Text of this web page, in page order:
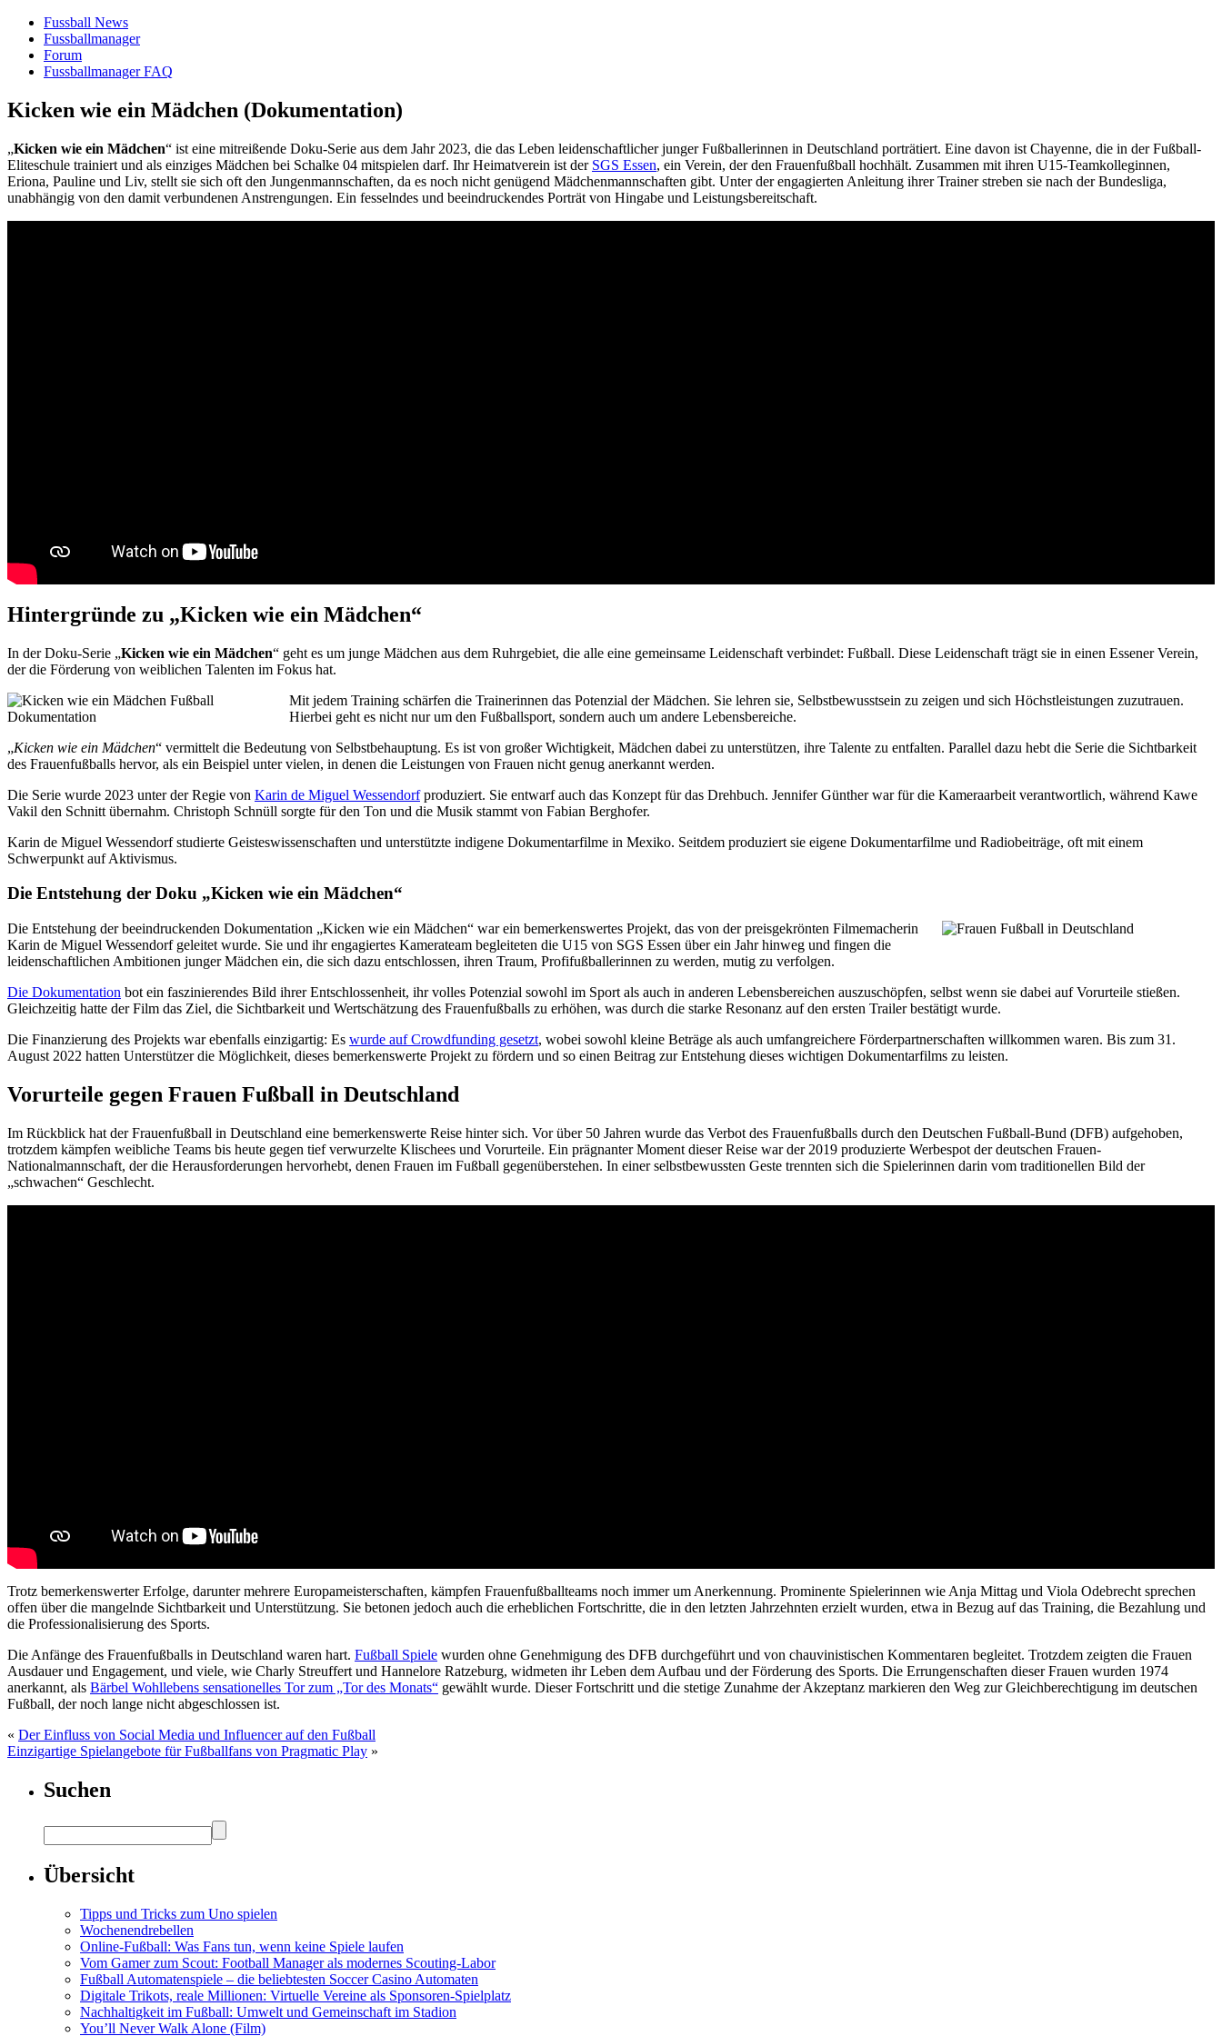
Fussball News
Fussballmanager
Forum
Fussballmanager FAQ
Kicken wie ein Mädchen (Dokumentation)
„Kicken wie ein Mädchen“ ist eine mitreißende Doku-Serie aus dem Jahr 2023, die das Leben leidenschaftlicher junger Fußballerinnen in Deutschland porträtiert. Eine davon ist Chayenne, die in der Fußball-
Eliteschule trainiert und als einziges Mädchen bei Schalke 04 mitspielen darf. Ihr Heimatverein ist der SGS Essen, ein Verein, der den Frauenfußball hochhält. Zusammen mit ihren U15-Teamkolleginnen,
Eriona, Pauline und Liv, stellt sie sich oft den Jungenmannschaften, da es noch nicht genügend Mädchenmannschaften gibt. Unter der engagierten Anleitung ihrer Trainer streben sie nach der Bundesliga,
unabhängig von den damit verbundenen Anstrengungen. Ein fesselndes und beeindruckendes Porträt von Hingabe und Leistungsbereitschaft.
Hintergründe zu „Kicken wie ein Mädchen“
In der Doku-Serie „Kicken wie ein Mädchen“ geht es um junge Mädchen aus dem Ruhrgebiet, die alle eine gemeinsame Leidenschaft verbindet: Fußball. Diese Leidenschaft trägt sie in einen Essener Verein,
der die Förderung von weiblichen Talenten im Fokus hat.
Mit jedem Training schärfen die Trainerinnen das Potenzial der Mädchen. Sie lehren sie, Selbstbewusstsein zu zeigen und sich Höchstleistungen zuzutrauen.
Hierbei geht es nicht nur um den Fußballsport, sondern auch um andere Lebensbereiche.
„Kicken wie ein Mädchen“ vermittelt die Bedeutung von Selbstbehauptung. Es ist von großer Wichtigkeit, Mädchen dabei zu unterstützen, ihre Talente zu entfalten. Parallel dazu hebt die Serie die Sichtbarkeit
des Frauenfußballs hervor, als ein Beispiel unter vielen, in denen die Leistungen von Frauen nicht genug anerkannt werden.
Die Serie wurde 2023 unter der Regie von Karin de Miguel Wessendorfproduziert. Sie entwarf auch das Konzept für das Drehbuch. Jennifer Günther war für die Kameraarbeit verantwortlich, während Kawe
Vakil den Schnitt übernahm. Christoph Schnüll sorgte für den Ton und die Musik stammt von Fabian Berghofer.
Karin de Miguel Wessendorf studierte Geisteswissenschaften und unterstützte indigene Dokumentarfilme in Mexiko. Seitdem produziert sie eigene Dokumentarfilme und Radiobeiträge, oft mit einem
Schwerpunkt auf Aktivismus.
Die Entstehung der Doku „Kicken wie ein Mädchen“
Die Entstehung der beeindruckenden Dokumentation „Kicken wie ein Mädchen“ war ein bemerkenswertes Projekt, das von der preisgekrönten Filmemacherin
Karin de Miguel Wessendorf geleitet wurde. Sie und ihr engagiertes Kamerateam begleiteten die U15 von SGS Essen über ein Jahr hinweg und fingen die
leidenschaftlichen Ambitionen junger Mädchen ein, die sich dazu entschlossen, ihren Traum, Profifußballerinnen zu werden, mutig zu verfolgen.
Die Dokumentation bot ein faszinierendes Bild ihrer Entschlossenheit, ihr volles Potenzial sowohl im Sport als auch in anderen Lebensbereichen auszuschöpfen, selbst wenn sie dabei auf Vorurteile stießen.
Gleichzeitig hatte der Film das Ziel, die Sichtbarkeit und Wertschätzung des Frauenfußballs zu erhöhen, was durch die starke Resonanz auf den ersten Trailer bestätigt wurde.
Die Finanzierung des Projekts war ebenfalls einzigartig: Es wurde auf Crowdfunding gesetzt, wobei sowohl kleine Beträge als auch umfangreichere Förderpartnerschaften willkommen waren. Bis zum 31.
August 2022 hatten Unterstützer die Möglichkeit, dieses bemerkenswerte Projekt zu fördern und so einen Beitrag zur Entstehung dieses wichtigen Dokumentarfilms zu leisten.
Vorurteile gegen Frauen Fußball in Deutschland
Im Rückblick hat der Frauenfußball in Deutschland eine bemerkenswerte Reise hinter sich. Vor über 50 Jahren wurde das Verbot des Frauenfußballs durch den Deutschen Fußball-Bund (DFB) aufgehoben,
trotzdem kämpfen weibliche Teams bis heute gegen tief verwurzelte Klischees und Vorurteile. Ein prägnanter Moment dieser Reise war der 2019 produzierte Werbespot der deutschen Frauen-
Nationalmannschaft, der die Herausforderungen hervorhebt, denen Frauen im Fußball gegenüberstehen. In einer selbstbewussten Geste trennten sich die Spielerinnen darin vom traditionellen Bild der
„schwachen“ Geschlecht.
Trotz bemerkenswerter Erfolge, darunter mehrere Europameisterschaften, kämpfen Frauenfußballteams noch immer um Anerkennung. Prominente Spielerinnen wie Anja Mittag und Viola Odebrecht sprechen
offen über die mangelnde Sichtbarkeit und Unterstützung. Sie betonen jedoch auch die erheblichen Fortschritte, die in den letzten Jahrzehnten erzielt wurden, etwa in Bezug auf das Training, die Bezahlung und
die Professionalisierung des Sports.
Die Anfänge des Frauenfußballs in Deutschland waren hart. Fußball Spiele wurden ohne Genehmigung des DFB durchgeführt und von chauvinistischen Kommentaren begleitet. Trotzdem zeigten die Frauen
Ausdauer und Engagement, und viele, wie Charly Streuffert und Hannelore Ratzeburg, widmeten ihr Leben dem Aufbau und der Förderung des Sports. Die Errungenschaften dieser Frauen wurden 1974
anerkannt, als Bärbel Wohllebens sensationelles Tor zum „Tor des Monats“ gewählt wurde. Dieser Fortschritt und die stetige Zunahme der Akzeptanz markieren den Weg zur Gleichberechtigung im deutschen
Fußball, der noch lange nicht abgeschlossen ist.
« Der Einfluss von Social Media und Influencer auf den Fußball
Einzigartige Spielangebote für Fußballfans von Pragmatic Play »
Suchen
Übersicht
Tipps und Tricks zum Uno spielen
Wochenendrebellen
Online-Fußball: Was Fans tun, wenn keine Spiele laufen
Vom Gamer zum Scout: Football Manager als modernes Scouting-Labor
Fußball Automatenspiele – die beliebtesten Soccer Casino Automaten
Digitale Trikots, reale Millionen: Virtuelle Vereine als Sponsoren-Spielplatz
Nachhaltigkeit im Fußball: Umwelt und Gemeinschaft im Stadion
You’ll Never Walk Alone (Film)